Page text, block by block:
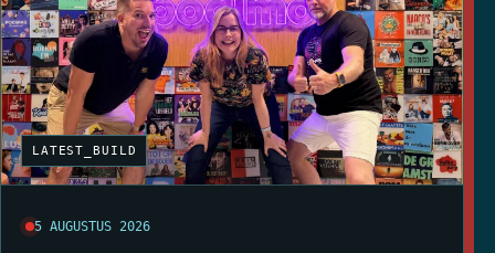
LATEST_BUILD
5 AUGUSTUS 2026